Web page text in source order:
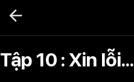
qua
nội
dung
Tập 10 : Xin lỗi...